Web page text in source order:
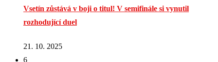
Vsetín zůstává v boji o titul! V semifinále si vynutil
rozhodující duel
21. 10. 2025
6